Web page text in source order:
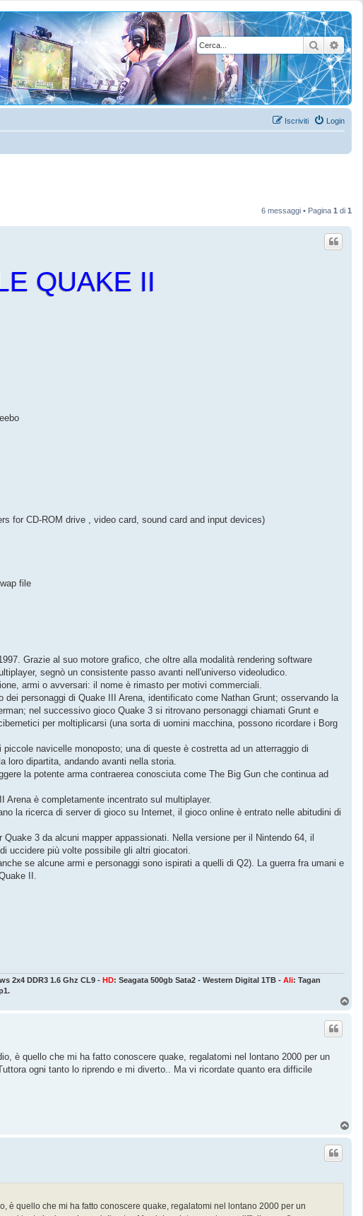
Cerca
Login
Iscriviti
6 messaggi • Pagina 1 di 1
QUAKE II
for CD-ROM drive , video card, sound card and input devices)
file
Grazie al suo motore grafico, che oltre alla modalità rendering software
segnò un consistente passo avanti nell'universo videoludico.
armi o avversari: il nome è rimasto per motivi commerciali.
personaggi di Quake III Arena, identificato come Nathan Grunt; osservando la
nel successivo gioco Quake 3 si ritrovano personaggi chiamati Grunt e
per moltiplicarsi (una sorta di uomini macchina, possono ricordare i Borg
navicelle monoposto; una di queste è costretta ad un atterraggio di
loro dipartita, andando avanti nella storia.
la potente arma contraerea conosciuta come The Big Gun che continua ad
è completamente incentrato sul multiplayer.
la ricerca di server di gioco su Internet, il gioco online è entrato nelle abitudini di
3 da alcuni mapper appassionati. Nella versione per il Nintendo 64, il
uccidere più volte possibile gli altri giocatori.
se alcune armi e personaggi sono ispirati a quelli di Q2). La guerra fra umani e
II.
2x4 DDR3 1.6 Ghz CL9 - HD: Seagata 500gb Sata2 - Western Digital 1TB - Ali: Tagan
è quello che mi ha fatto conoscere quake, regalatomi nel lontano 2000 per un
ogni tanto lo riprendo e mi diverto.. Ma vi ricordate quanto era difficile
è quello che mi ha fatto conoscere quake, regalatomi nel lontano 2000 per un